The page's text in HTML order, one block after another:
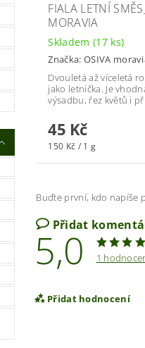
FIALA LETNÍ
MORAVIA
Skladem (17 ks)
Značka: OSIVA
Dvouletá až víceletá
jako letnička. Je
výsadbu, řez květů i
45 Kč
150 Kč / 1 g
Buďte první, kdo napíše
Přidat
5,0 1
Přidat hodnocení